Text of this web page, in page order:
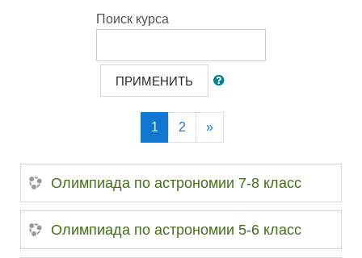
Поиск курса
ПРИМЕНИТЬ
1 (текущая)
2 »Далее
Олимпиада по астрономии 7-8 класс
Олимпиада по астрономии 5-6 класс